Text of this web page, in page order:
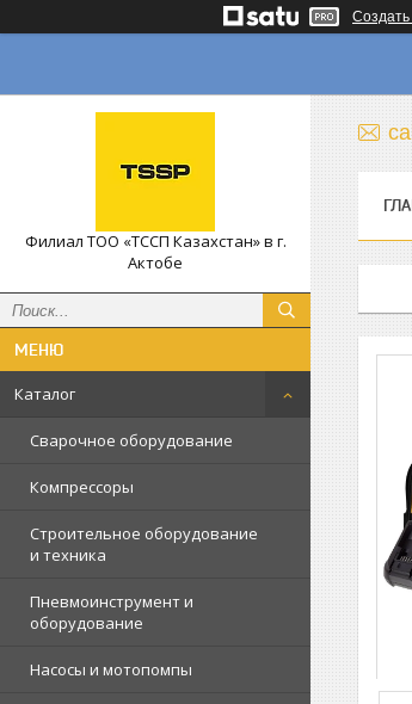
Создать
Филиал ТОО «ТССП Казахстан» в г.
Актобе
Каталог
Сварочное оборудование
Компрессоры
Строительное оборудование
и техника
Пневмоинструмент и
оборудование
Насосы и мотопомпы